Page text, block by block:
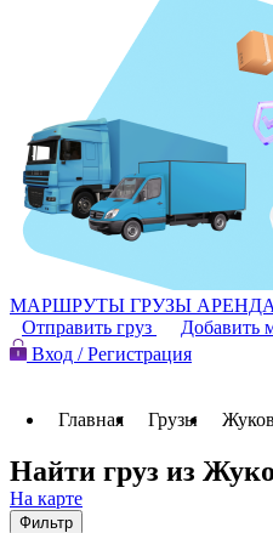
МАРШРУТЫ ГРУЗЫ
Отправить груз
Добавить
Вход / Регистрация
Главная Грузы
Найти груз из
На карте
Фильтр